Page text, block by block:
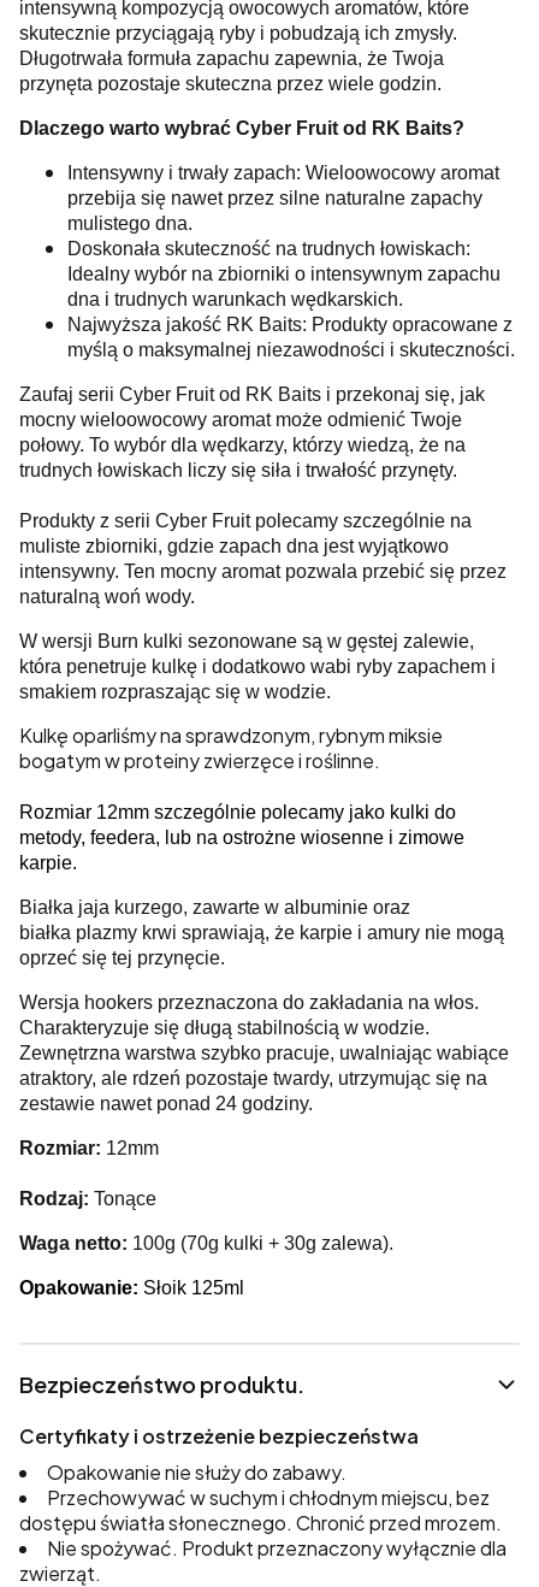
intensywną kompozycją owocowych aromatów, które
skutecznie przyciągają ryby i pobudzają ich zmysły.
Długotrwała formuła zapachu zapewnia, że Twoja
przynęta pozostaje skuteczna przez wiele godzin.
Dlaczego warto wybrać Cyber Fruit od RK Baits?
Intensywny i trwały zapach: Wieloowocowy aromat
przebija się nawet przez silne naturalne zapachy
mulistego dna.
Doskonała skuteczność na trudnych łowiskach:
Idealny wybór na zbiorniki o intensywnym zapachu
dna i trudnych warunkach wędkarskich.
Najwyższa jakość RK Baits: Produkty opracowane z
myślą o maksymalnej niezawodności i skuteczności.
Zaufaj serii Cyber Fruit od RK Baits i przekonaj się, jak
mocny wieloowocowy aromat może odmienić Twoje
połowy. To wybór dla wędkarzy, którzy wiedzą, że na
trudnych łowiskach liczy się siła i trwałość przynęty.
Produkty z serii Cyber Fruit polecamy szczególnie na
muliste zbiorniki, gdzie zapach dna jest wyjątkowo
intensywny. Ten mocny aromat pozwala przebić się przez
naturalną woń wody.
W wersji Burn kulki sezonowane są w gęstej zalewie,
która penetruje kulkę i dodatkowo wabi ryby zapachem i
smakiem rozpraszając się w wodzie.
Kulkę oparliśmy na sprawdzonym, rybnym miksie
bogatym w proteiny zwierzęce i roślinne.
Rozmiar 12mm szczególnie polecamy jako kulki do
metody, feedera, lub na ostrożne wiosenne i zimowe
karpie.
Białka jaja kurzego, zawarte w albuminie oraz
białka plazmy krwi sprawiają, że karpie i amury nie mogą
oprzeć się tej przynęcie.
Wersja hookers przeznaczona do zakładania na włos.
Charakteryzuje się długą stabilnością w wodzie.
Zewnętrzna warstwa szybko pracuje, uwalniając wabiące
atraktory, ale rdzeń pozostaje twardy, utrzymując się na
zestawie nawet ponad 24 godziny.
Rozmiar: 12mm
Rodzaj: Tonące
Waga netto: 100g (70g kulki + 30g zalewa).
Opakowanie: Słoik 125ml
Bezpieczeństwo produktu.
Certyfikaty i ostrzeżenie bezpieczeństwa
Opakowanie nie służy do zabawy.
Przechowywać w suchym i chłodnym miejscu, bez
dostępu światła słonecznego. Chronić przed mrozem.
Nie spożywać. Produkt przeznaczony wyłącznie dla
zwierząt.